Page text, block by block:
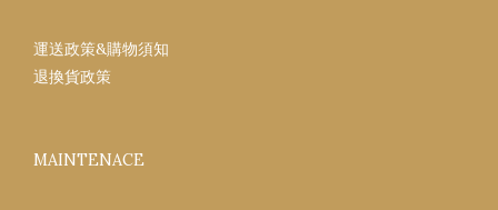
運送政策&購物須知
退換貨政策
MAINTENACE